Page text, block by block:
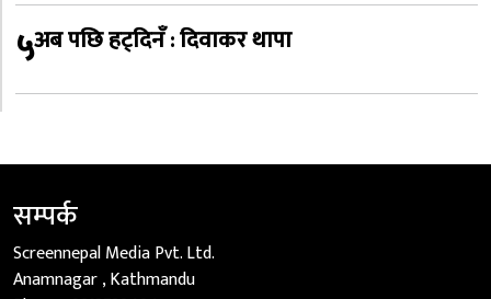
५अब पछि हट्दिनँ : दिवाकर थापा
सम्पर्क
Screennepal Media Pvt. Ltd.
Anamnagar , Kathmandu